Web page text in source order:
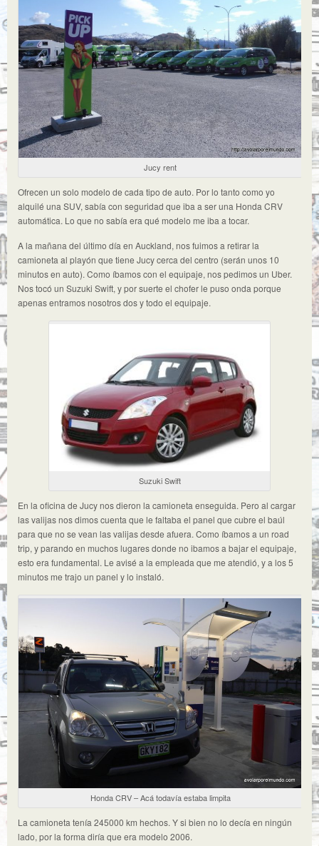
Jucy rent
Ofrecen un solo modelo de cada tipo de auto. Por lo tanto como yo
alquilé una SUV, sabía con seguridad que iba a ser una Honda CRV
automática. Lo que no sabía era qué modelo me iba a tocar.
A la mañana del último día en Auckland, nos fuimos a retirar la
camioneta al playón que tiene Jucy cerca del centro (serán unos 10
minutos en auto). Como íbamos con el equipaje, nos pedimos un Uber.
Nos tocó un Suzuki Swift, y por suerte el chofer le puso onda porque
apenas entramos nosotros dos y todo el equipaje.
Suzuki Swift
En la oficina de Jucy nos dieron la camioneta enseguida. Pero al cargar
las valijas nos dimos cuenta que le faltaba el panel que cubre el baúl
para que no se vean las valijas desde afuera. Como íbamos a un road
trip, y parando en muchos lugares donde no ibamos a bajar el equipaje,
esto era fundamental. Le avisé a la empleada que me atendió, y a los 5
minutos me trajo un panel y lo instaló.
Honda CRV – Acá todavía estaba limpita
La camioneta tenía 245000 km hechos. Y si bien no lo decía en ningún
lado, por la forma diría que era modelo 2006.